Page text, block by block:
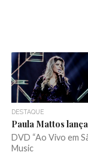
DESTAQUE
Paula Mattos
DVD “Ao Vivo em
Music